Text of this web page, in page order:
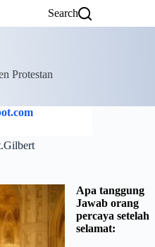
Search
Protestan
Apa tanggung
Jawab orang
percaya setelah
selamat: